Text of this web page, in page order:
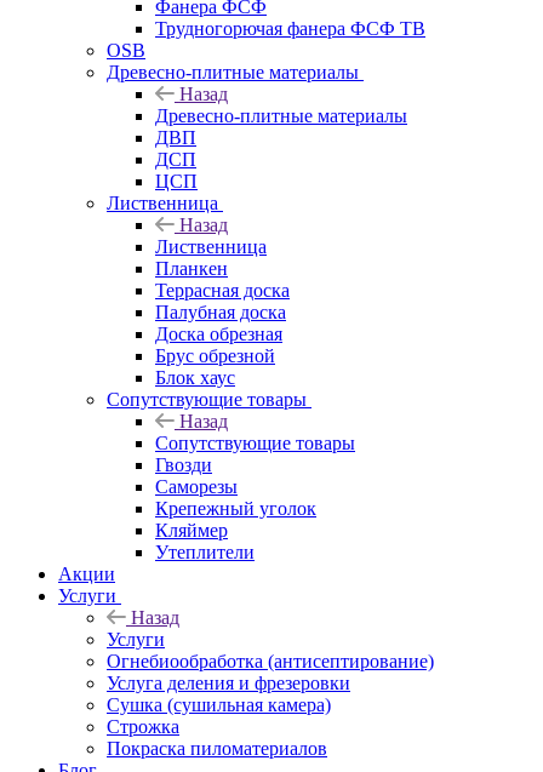
Фанера ФСФ
Трудногорючая фанера ФСФ ТВ
OSB
Древесно-плитные материалы
Назад
Древесно-плитные материалы
ДВП
ДСП
ЦСП
Лиственница
Назад
Лиственница
Планкен
Террасная доска
Палубная доска
Доска обрезная
Брус обрезной
Блок хаус
Сопутствующие товары
Назад
Сопутствующие товары
Гвозди
Саморезы
Крепежный уголок
Кляймер
Утеплители
Акции
Услуги
Назад
Услуги
Огнебиообработка (антисептирование)
Услуга деления и фрезеровки
Сушка (сушильная камера)
Строжка
Покраска пиломатериалов